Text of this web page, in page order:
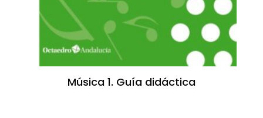
Música 1. Guía didáctica